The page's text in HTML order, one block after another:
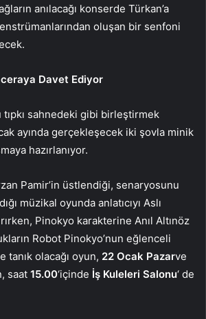
anılacağı konserde Türkan’a
oluşan bir senfoni
Davet Ediyor
sahnedeki gibi birleştirmek
ayında gerçekleşecek iki şovla minik
hazırlanıyor.
Pamir’in üstlendiği, senaryosunu
müzikal oyunda anlatıcıyı Aslı
Pinokyo karakterine Anıl Altınöz
Robot Pinokyo’nun eğlenceli
tanık olacağı oyun, 22 Ocak Pazarve
saat 15.00‘içinde İş Kuleleri Salonu‘ de